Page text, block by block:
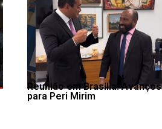
Reunião em Brasília: Avanços
para Peri Mirim